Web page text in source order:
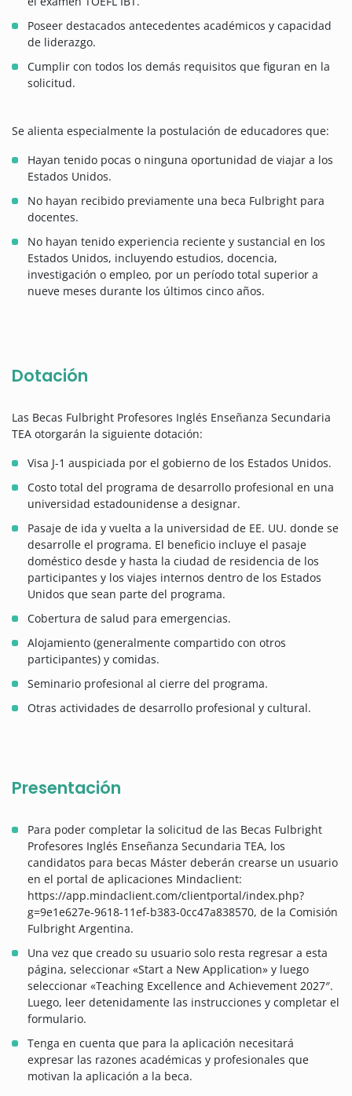
Poseer destacados antecedentes académicos y capacidad
de liderazgo.
Cumplir con todos los demás requisitos que figuran en la
solicitud.
Se alienta especialmente la postulación de educadores que:
Hayan tenido pocas o ninguna oportunidad de viajar a los
Estados Unidos.
No hayan recibido previamente una beca Fulbright para
docentes.
No hayan tenido experiencia reciente y sustancial en los
Estados Unidos, incluyendo estudios, docencia,
investigación o empleo, por un período total superior a
nueve meses durante los últimos cinco años.
Dotación
Las Becas Fulbright Profesores Inglés Enseñanza Secundaria
TEA otorgarán la siguiente dotación:
Visa J-1 auspiciada por el gobierno de los Estados Unidos.
Costo total del programa de desarrollo profesional en una
universidad estadounidense a designar.
Pasaje de ida y vuelta a la universidad de EE. UU. donde se
desarrolle el programa. El beneficio incluye el pasaje
doméstico desde y hasta la ciudad de residencia de los
participantes y los viajes internos dentro de los Estados
Unidos que sean parte del programa.
Cobertura de salud para emergencias.
Alojamiento (generalmente compartido con otros
participantes) y comidas.
Seminario profesional al cierre del programa.
Otras actividades de desarrollo profesional y cultural.
Presentación
Para poder completar la solicitud de las Becas Fulbright
Profesores Inglés Enseñanza Secundaria TEA, los
candidatos para becas Máster deberán crearse un usuario
en el portal de aplicaciones Mindaclient:
https://app.mindaclient.com/clientportal/index.php?
g=9e1e627e-9618-11ef-b383-0cc47a838570, de la Comisión
Fulbright Argentina.
Una vez que creado su usuario solo resta regresar a esta
página, seleccionar «Start a New Application» y luego
seleccionar «Teaching Excellence and Achievement 2027″.
Luego, leer detenidamente las instrucciones y completar el
formulario.
Tenga en cuenta que para la aplicación necesitará
expresar las razones académicas y profesionales que
motivan la aplicación a la beca.